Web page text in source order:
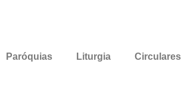
Paróquias Liturgia Circulares